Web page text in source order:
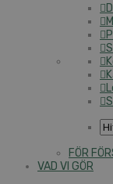
FÖR
VAD VI GÖR